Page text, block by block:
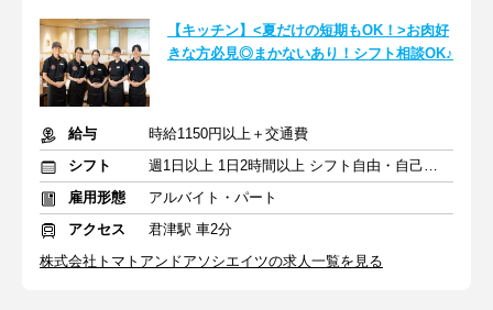
【キッチン】<夏だけの短期もOK！>お肉好
きな方必見◎まかないあり！シフト相談OK♪
給与
時給1150円以上＋交通費
シフト
週1日以上 1日2時間以上 シフト自由・自己申告
雇用形態
アルバイト・パート
アクセス
君津駅 車2分
株式会社トマトアンドアソシエイツの求人一覧を見る